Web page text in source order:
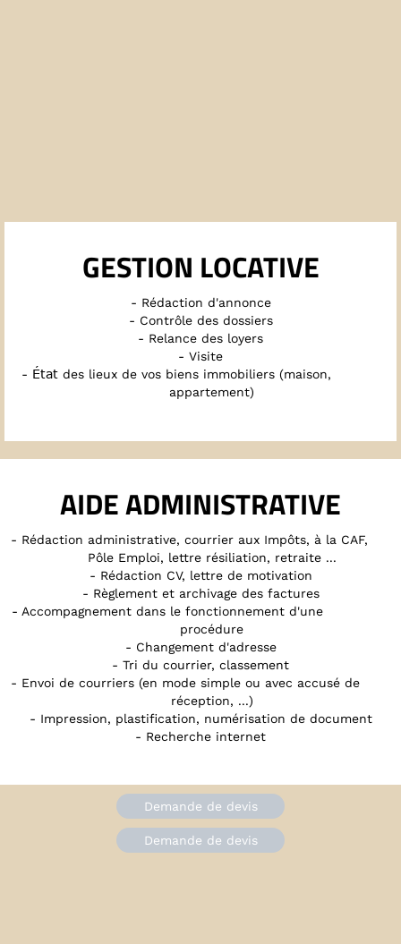
GESTION LOCATIVE
- Rédaction d'annonce
- Contrôle des dossiers
- Relance des loyers
- Visite
- État des lieux de vos biens immobiliers (maison,
appartement)
AIDE ADMINISTRATIVE
- Rédaction administrative, courrier aux Impôts, à la CAF,
Pôle Emploi, lettre résiliation, retraite ...
- Rédaction CV, lettre de motivation
- Règlement et archivage des factures
- Accompagnement dans le fonctionnement d'une
procédure
- Changement d'adresse
- Tri du courrier, classement
- Envoi de courriers (en mode simple ou avec accusé de
réception, ...)
- Impression, plastification, numérisation de document
- Recherche internet
Demande de devis
Demande de devis